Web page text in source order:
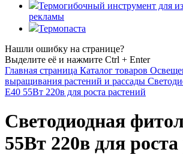
Термогибочный инструмент для
рекламы
Термопаста
Нашли ошибку на странице?
Выделите её и нажмите Ctrl + Enter
Главная страница Каталог товаров
выращивания растений и рассады
E40 55Вт 220в для роста растений
Светодиодная
55Вт 220в для